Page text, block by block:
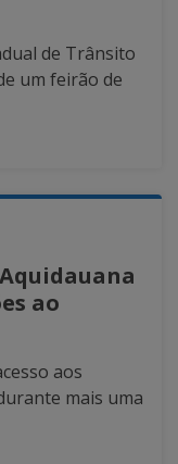
de Trânsito
um feirão de
ao
aos
mais uma